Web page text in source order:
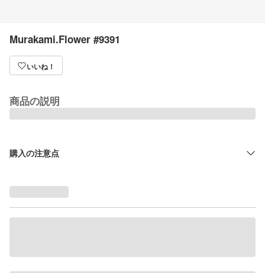
Murakami.Flower #9391
いいね！
商品の説明
購入の注意点